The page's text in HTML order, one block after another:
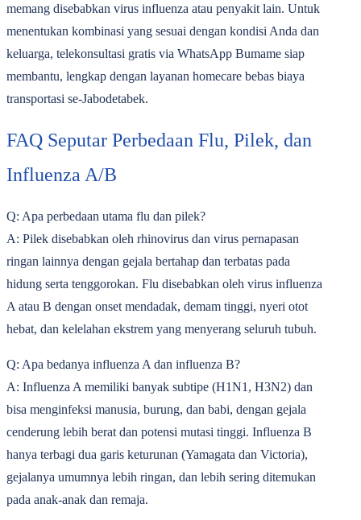
memang disebabkan virus influenza atau penyakit lain. Untuk
menentukan kombinasi yang sesuai dengan kondisi Anda dan
keluarga, telekonsultasi gratis via WhatsApp Bumame siap
membantu, lengkap dengan layanan homecare bebas biaya
transportasi se-Jabodetabek.
FAQ Seputar Perbedaan Flu, Pilek, dan
Influenza A/B
Q: Apa perbedaan utama flu dan pilek?
A: Pilek disebabkan oleh rhinovirus dan virus pernapasan
ringan lainnya dengan gejala bertahap dan terbatas pada
hidung serta tenggorokan. Flu disebabkan oleh virus influenza
A atau B dengan onset mendadak, demam tinggi, nyeri otot
hebat, dan kelelahan ekstrem yang menyerang seluruh tubuh.
Q: Apa bedanya influenza A dan influenza B?
A: Influenza A memiliki banyak subtipe (H1N1, H3N2) dan
bisa menginfeksi manusia, burung, dan babi, dengan gejala
cenderung lebih berat dan potensi mutasi tinggi. Influenza B
hanya terbagi dua garis keturunan (Yamagata dan Victoria),
gejalanya umumnya lebih ringan, dan lebih sering ditemukan
pada anak-anak dan remaja.